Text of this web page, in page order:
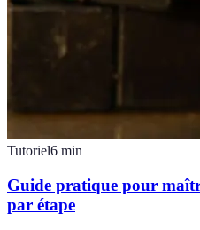
Tutoriel6 min
Guide pratique pour
par étape